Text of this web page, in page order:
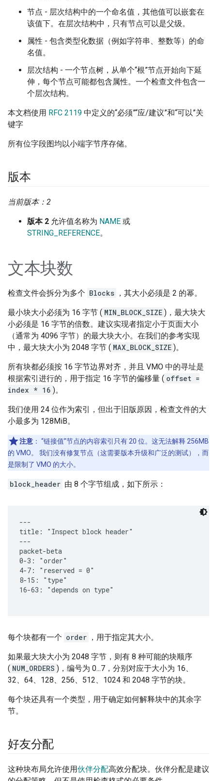
节点 - 层次结构中的一个命名值，其他值可以嵌套在
该值下。在层次结构中，只有节点可以是父级。
属性 - 包含类型化数据（例如字符串、整数等）的命
名值。
层次结构 - 一个节点树，从单个“根”节点开始向下延
伸，每个节点可能都包含属性。一个检查文件包含一
个层次结构。
本文档使用 RFC 2119 中定义的“必须”“应/建议”和“可以”关
键字
所有位字段图均以小端字节序存储。
版本
当前版本：2
版本 2 允许值名称为 NAME 或
STRING_REFERENCE。
文本块数
检查文件会拆分为多个 Blocks ，其大小必须是 2 的幂。
最小块大小必须为 16 字节 ( MIN_BLOCK_SIZE )，最大块大
小必须是 16 字节的倍数。建议实现者指定小于页面大小
（通常为 4096 字节）的最大块大小。在我们的参考实现
中，最大块大小为 2048 字节 ( MAX_BLOCK_SIZE )。
所有块都必须按 16 字节边界对齐，并且 VMO 中的寻址是
根据索引进行的，用于指定 16 字节的偏移量 ( offset =
index * 16 )。
我们使用 24 位作为索引，但出于旧版原因，检查文件的大
小最多为 128MiB。
注意 ： “链接值”节点的内容索引只有 20 位。这无法解释 256MB
的 VMO。 我们没有修复节点（这需要版本升级和广泛的测试），而
是限制了 VMO 的大小。
block_header 由 8 个字节组成，如下所示：
每个块都有一个 order ，用于指定其大小。
如果最大块大小为 2048 字节，则有 8 种可能的块顺序
( NUM_ORDERS )，编号为 0...7，分别对应于大小为 16、
32、64、128、256、512、1024 和 2048 字节的块。
每个块还具有一个类型，用于确定如何解释块中的其余字
节。
好友分配
这种块布局允许使用伙伴分配高效分配块。伙伴分配是建议